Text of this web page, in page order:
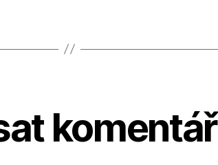
komentář